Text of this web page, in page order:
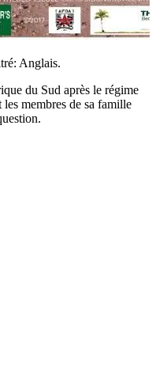
Anglais.
du Sud après le régime
membres de sa famille